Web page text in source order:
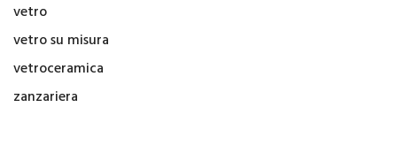
vetro
vetro su misura
vetroceramica
zanzariera